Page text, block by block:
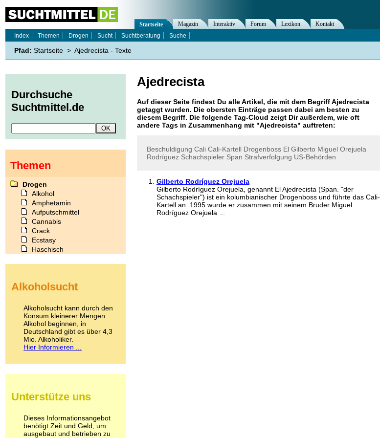
Ajedrecista
Auf dieser Seite findest Du alle Artikel, die mit dem BegriffAjedrecista
getaggt wurden. Die obersten Einträge passen dabei am besten zu
diesem Begriff. Die folgende Tag-Cloud zeigt Dir außerdem, wie oft
andere Tags in Zusammenhang mit "Ajedrecista" auftreten:
Beschuldigung Cali Cali-Kartell Drogenboss El Gilberto Miguel Orejuela
Rodríguez Schachspieler Span Strafverfolgung US-Behörden
Gilberto Rodríguez Orejuela
Gilberto Rodríguez Orejuela, genannt El Ajedrecista (Span. "der
Schachspieler") ist ein kolumbianischer Drogenboss und führte das Cali-
Kartell an. 1995 wurde er zusammen mit seinem Bruder Miguel
Rodríguez Orejuela ...
Startseite Magazin Interaktiv Forum Lexikon
Kontakt
Index
Themen Drogen Sucht Suchtberatung Suche
Pfad: Startseite > Ajedrecista - Texte
Durchsuche
Suchtmittel.de
Themen
Drogen
Alkohol
Amphetamin
Aufputschmittel
Cannabis
Crack
Ecstasy
Haschisch
Kokain
LSD
Marihuana
Medikamente
Meskalin
Metamphetamin
Methadon
Pilze
Psychopharmaka
Schlafmittel
Schmerzmittel
Alkoholsucht
Alkoholsucht kann durch den
Konsum kleinerer Mengen
Alkohol beginnen, in
Deutschland gibt es über 4,3
Mio. Alkoholiker.
Hier Informieren ...
Unterstütze uns
Dieses Informationsangebot
benötigt Zeit und Geld, um
ausgebaut und betrieben zu